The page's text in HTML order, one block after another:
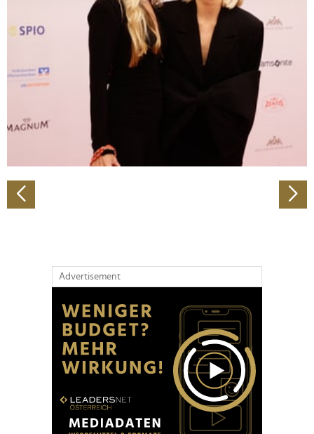
Abschnitt Einzelheitenfest.
Wir verwenden Cookies, um Inhalte und Anzeigen zu
personalisieren, Funktionen für soziale Medien anbieten
zu können und die Zugriffe auf unsere Website zu
analysieren. Außerdem geben wir Informationen zu Ihrer
Verwendung unserer Website an unsere Partner für
soziale Medien, Werbung und Analysen weiter. Unsere
Partner führen diese Informationen möglicherweise mit
weiteren Daten zusammen, die Sie ihnen bereitgestellt
gesammelt haben.
Advertisement